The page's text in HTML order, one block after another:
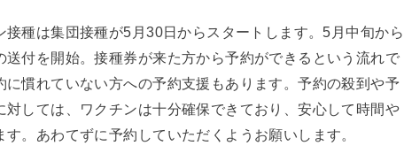
種は集団接種が5月30日からスタートします。5月中旬から
付を開始。接種券が来た方から予約ができるという流れで
慣れていない方への予約支援もあります。予約の殺到や予
しては、ワクチンは十分確保できており、安心して時間や
。あわてずに予約していただくようお願いします。